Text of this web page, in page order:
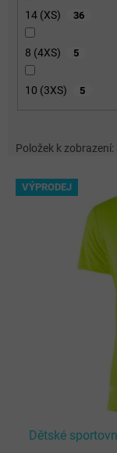
14 (XS) 36
8 (4XS) 5
10 (3XS) 5
Položek k zobrazení:
V VÝPRODEJ
Dětské